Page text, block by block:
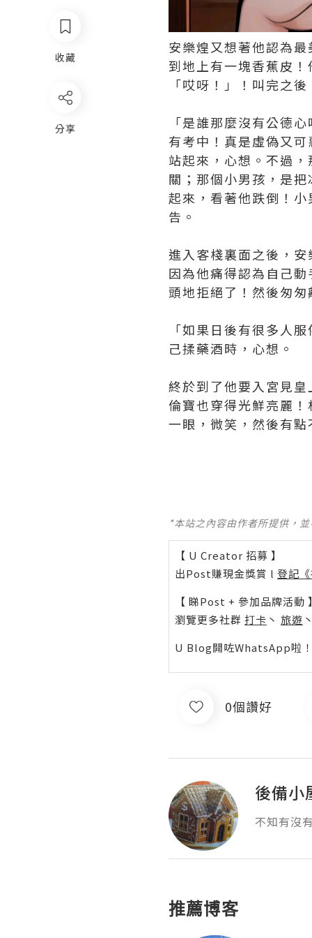
收藏
分享
安樂煌又想著他認為
到地上有一塊香蕉皮
「哎呀！」！叫完之
「是誰那麼沒有公德
有考中！真是虛偽又
站起來，心想。不過
關；那個小男孩，是
起來，看著他跌倒！
告。
進入客棧裏面之後，
因為他痛得認為自己
頭地拒絕了！然後匆
「如果日後有很多人
己揉藥酒時，心想。
終於到了他要入宮見
倫寶也穿得光鮮亮麗
一眼，微笑，然後有
*本站之內容由作者所提供，
【 U Creator 招募 】
出Post賺現金獎賞 l 登記
【 睇Post + 參加品牌活動
瀏覽更多社群 打卡 丶 旅遊
U Blog開咗WhatsApp啦
0個讚好
後備小
不知有沒
推薦博客